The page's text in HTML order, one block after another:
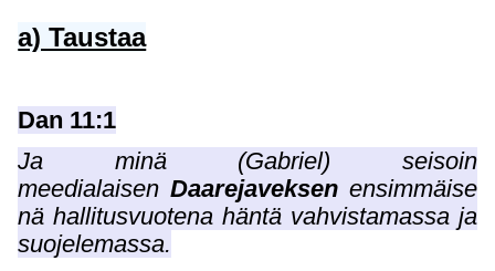
a) Taustaa
Dan 11:1
Ja minä (Gabriel) seisoin
meedialaisen Daarejaveksen ensimmäise
nä hallitusvuotena häntä vahvistamassa ja
suojelemassa.